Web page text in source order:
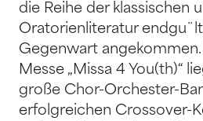
die Reihe der klassischen
Oratorienliteratur
Gegenwart
Messe „Missa 4 You(th)“
große Chor-Orchester-
erfolgreichen Crossover-